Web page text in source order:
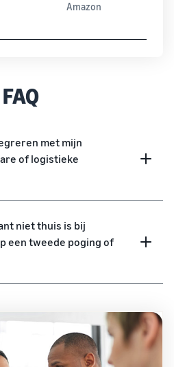
Amazon
FAQ
met mijn
of logistieke
niet thuis is bij
een tweede poging of